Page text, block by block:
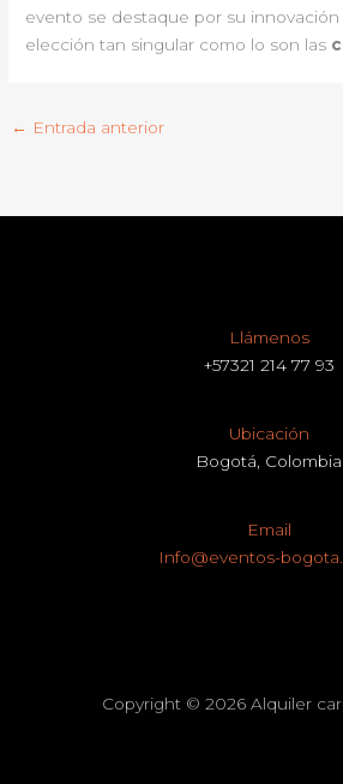
evento se destaque por su
elección tan singular como lo son las
← Entrada anterior
Llámenos
+57321 214 77 93
Ubicación
Bogotá, Colombia
Email
Info@eventos-
Copyright © 2026 Alquiler